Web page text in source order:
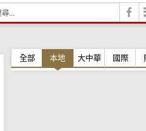
全部 本地 大中華 國際